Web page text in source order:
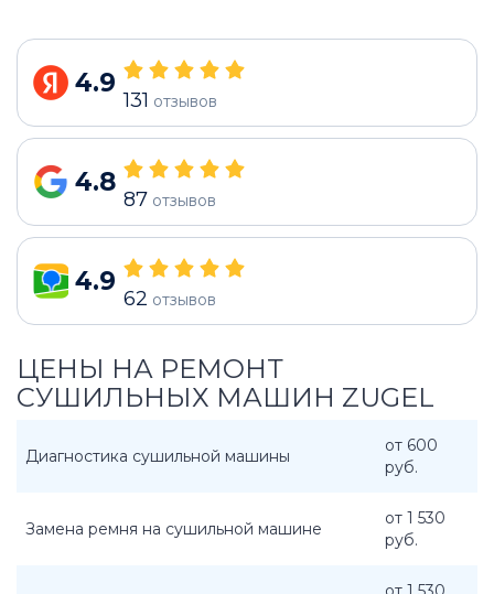
4.9
131 отзывов
4.8
87 отзывов
4.9
62 отзывов
ЦЕНЫ НА РЕМОНТ
СУШИЛЬНЫХ МАШИН ZUGEL
Диагностика сушильной машины
от 600
руб.
Замена ремня на сушильной машине
от 1 530
руб.